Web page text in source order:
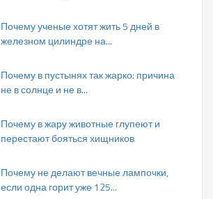
Почему ученые хотят жить 5 дней в
железном цилиндре на...
Почему в пустынях так жарко: причина
не в солнце и не в...
Почему в жару животные глупеют и
перестают бояться хищников
Почему не делают вечные лампочки,
если одна горит уже 125...